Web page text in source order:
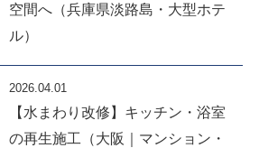
空間へ（兵庫県淡路島・大型ホテ
ル）
2026.04.01
【水まわり改修】キッチン・浴室
の再生施工（大阪｜マンション・